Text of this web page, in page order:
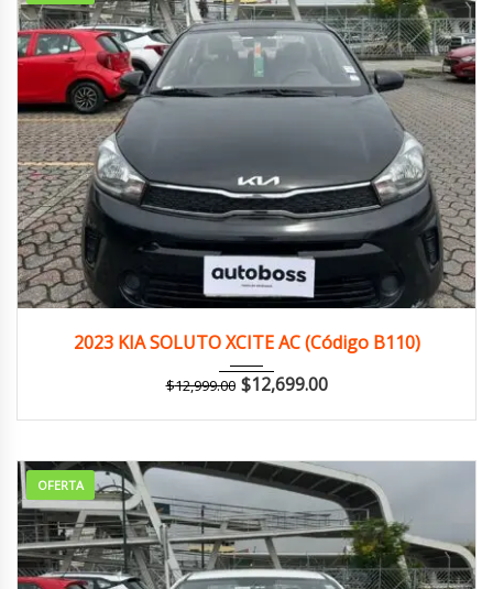
2023 KIA SOLUTO XCITE AC (Código B110)
$12,999.00 $12,699.00
OFERTA